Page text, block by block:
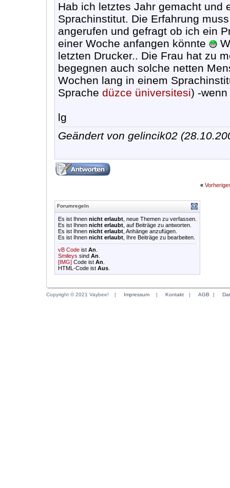
Hab ich letztes Jahr gemacht und
Sprachinstitut. Die Erfahrung
angerufen und gefragt ob ich ein
einer Woche anfangen könnte
letzten Drucker.. Die Frau hat zu
begegnen auch solche netten
Wochen lang in einem
Sprache düzce üniversitesi) -
lg
Geändert von gelincik02
«
Forumregeln
Es ist Ihnen nicht erlaubt , neue Themen zu verfassen.
Es ist Ihnen nicht erlaubt , auf Beiträge zu antworten.
Es ist Ihnen nicht erlaubt , Anhänge anzufügen.
Es ist Ihnen nicht erlaubt , Ihre Beiträge zu bearbeiten.
vB Code ist An
Smileys sind An
[IMG] Code ist An
HTML-Code ist Aus
Copyright © 2021 Vaybee! | Impressum | Kontakt | AGB |